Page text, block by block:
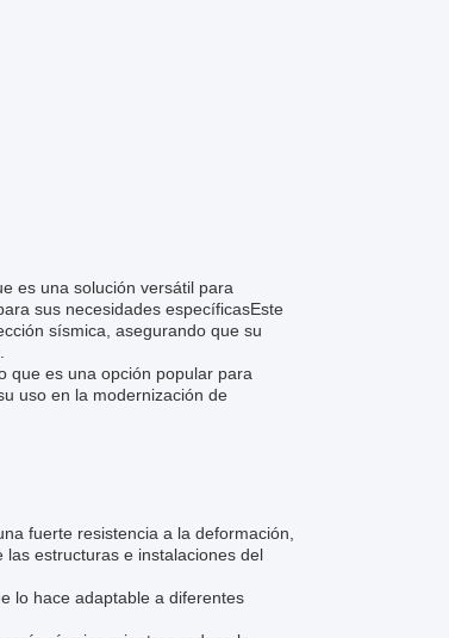
es una solución versátil para
sus necesidades específicasEste
sísmica, asegurando que su
que es una opción popular para
uso en la modernización de
fuerte resistencia a la deformación,
estructuras e instalaciones del
lo hace adaptable a diferentes